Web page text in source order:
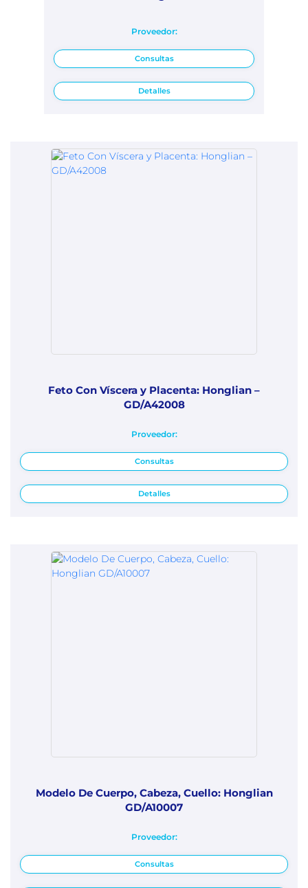
Proveedor:
Consultas
Detalles
Feto Con Víscera y Placenta: Honglian –
GD/A42008
Proveedor:
Consultas
Detalles
Modelo De Cuerpo, Cabeza, Cuello: Honglian
GD/A10007
Proveedor:
Consultas